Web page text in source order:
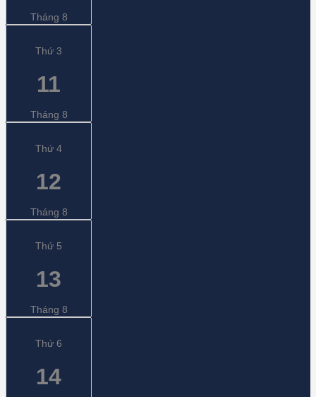
Tháng 8
Thứ 3
11
Tháng 8
Thứ 4
12
Tháng 8
Thứ 5
13
Tháng 8
Thứ 6
14